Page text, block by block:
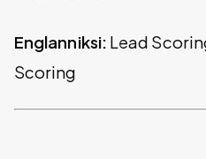
Englanniksi: Lead
Scoring